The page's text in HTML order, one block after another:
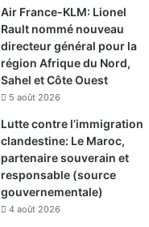
Air France-KLM: Lionel
Rault nommé nouveau
directeur général pour la
région Afrique du Nord,
Sahel et Côte Ouest
5 août 2026
Lutte contre l’immigration
clandestine: Le Maroc,
partenaire souverain et
responsable (source
gouvernementale)
4 août 2026